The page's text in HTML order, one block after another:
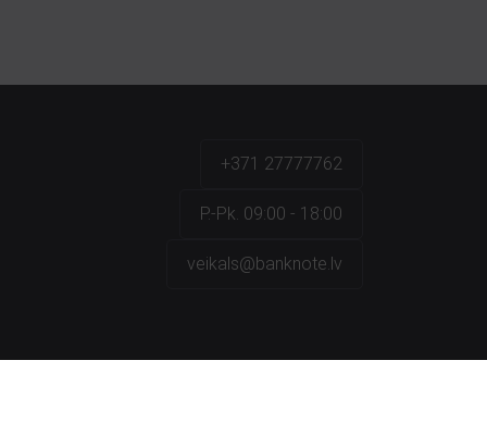
+371 27777762
P.-Pk. 09:00 - 18:00
veikals@banknote.lv